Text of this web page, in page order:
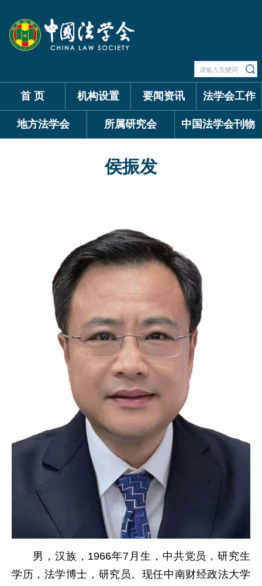
首 页 机构设置 要闻资讯 法学会工作
地方法学会 所属研究会 中国法学会刊物
侯振发
男，汉族，1966年7月生，中共党员，研究生
学历，法学博士 ，研究员。现任中南财经政法大学